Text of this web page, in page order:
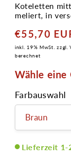
Koteletten
meliert, in
Normaler
Preis
€55,70
inkl. 19% MwSt. zzgl.
berechnet
Wähle eine
Farbauswahl
Lieferzeit 1-